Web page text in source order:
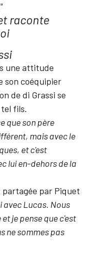
raconte
une attitude
son coéquipier
de di Grassi se
fils.
que son père
mais avec le
et c'est
lui en-dehors de la
par Piquet
avec Lucas. Nous
je pense que c'est
ne sommes pas